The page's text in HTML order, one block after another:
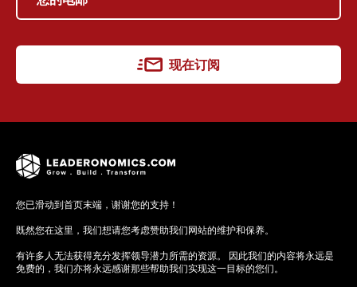
现在订阅
您已滑动到首页末端，谢谢您的支持！
既然您在这里，我们想请您考虑赞助我们网站的维护和保养。
有许多人无法获得充分发挥领导潜力所需的资源。 因此我们的内容将永远是
免费的，我们亦将永远感谢那些帮助我们实现这一目标的您们。